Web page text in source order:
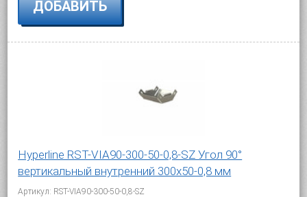
ДОБАВИТЬ
Hyperline RST-VIA90-300-50-0,8-SZ Угол 90°
вертикальный внутренний 300x50-0,8 мм
Артикул: RST-VIA90-300-50-0,8-SZ